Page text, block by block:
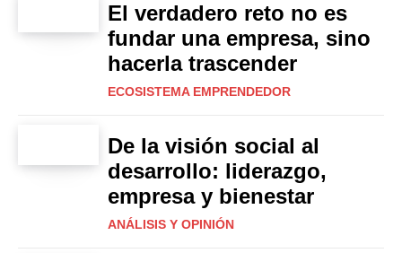
El verdadero reto no es
fundar una empresa, sino
hacerla trascender
ECOSISTEMA EMPRENDEDOR
De la visión social al
desarrollo: liderazgo,
empresa y bienestar
ANÁLISIS Y OPINIÓN